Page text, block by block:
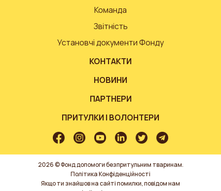
Команда
Звітність
Установчі документи Фонду
КОНТАКТИ
НОВИНИ
ПАРТНЕРИ
ПРИТУЛКИ І ВОЛОНТЕРИ
2026 © Фонд допомоги безпритульним тваринам.
Політика Конфіденційності
Якщо ти знайшов на сайті помилки, повідом нам